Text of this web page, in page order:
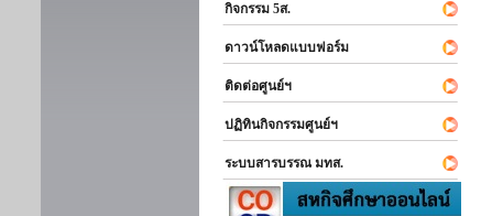
กิจกรรม 5ส.
ดาวน์โหลดแบบฟอร์ม
ติดต่อศูนย์ฯ
ปฏิทินกิจกรรมศูนย์ฯ
ระบบสารบรรณ มทส.